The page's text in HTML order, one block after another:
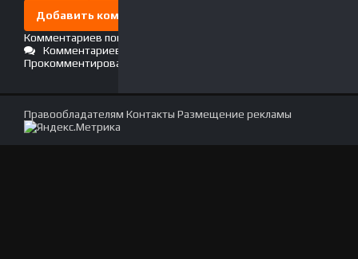
Добавить комментарий
Комментариев пока нет. Стань первым!
Комментариев (0)
Прокомментировать
Правообладателям Контакты Размещение рекламы